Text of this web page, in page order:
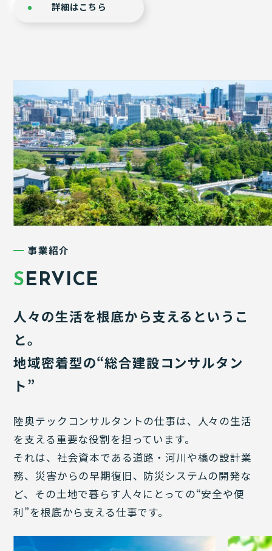
詳細はこちら
事業紹介
SERVICE
人々の生活を根底から支えるというこ
と。
地域密着型の“総合建設コンサルタン
ト”
陸奥テックコンサルタントの仕事は、人々の生活
を支える重要な役割を担っています。
それは、社会資本である道路・河川や橋の設計業
務、災害からの早期復旧、防災システムの開発な
ど、その⼟地で暮らす人々にとっての“安全や便
利”を根底から支える仕事です。